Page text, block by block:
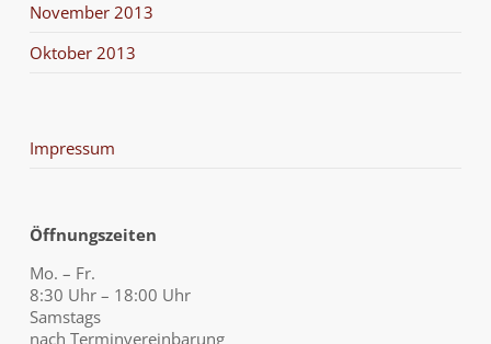
November 2013
Oktober 2013
Impressum
Öffnungszeiten
Mo. – Fr.
8:30 Uhr – 18:00 Uhr
Samstags
nach Terminvereinbarung